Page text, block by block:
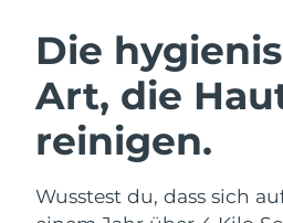
Die
Art, die
reinigen.
Wusstest du, dass sich
Gesichtsreinigung
Anti-aging
Microcurrent
Österreich
Bahrain
Belgien
Bermuda